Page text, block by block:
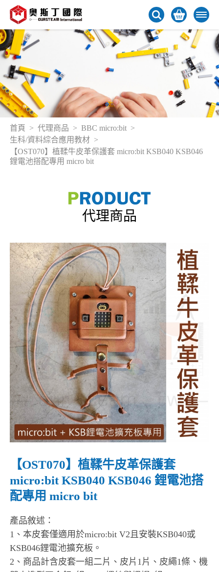
首頁 代理商品
BBC micro:bit
生科/資料綜合應用教材
【OST070】植鞣牛皮革保護套 micro:bit KSB040 KSB046
鋰電池搭配專用 micro bit
代理商品
【OST070】植鞣牛皮革保護套
micro:bit KSB040 KSB046 鋰電池搭
配專用 micro bit
產品敘述：
1、本皮套僅適用於micro:bit V2且安裝KSB040或
KSB046鋰電池擴充板。
2、商品計含皮套一組二片、皮片1片、皮繩1條、機